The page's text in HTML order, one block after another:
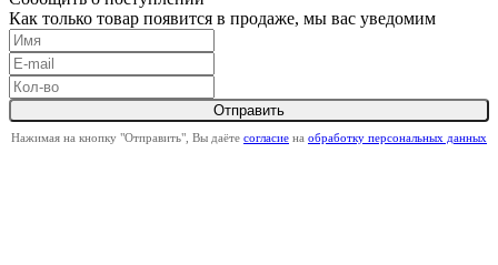
Как только товар появится в продаже, мы вас уведомим
Нажимая на кнопку "Отправить", Вы даёте согласие на обработку персональных данных